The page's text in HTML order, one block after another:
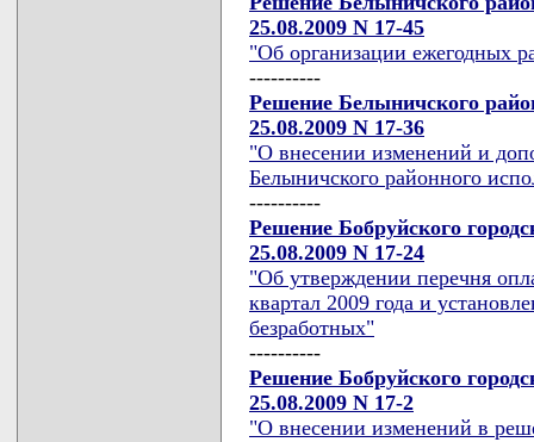
25.08.2009 N 17-45
"Об организации ежегодных
----------
Решение Белыничского
25.08.2009 N 17-36
"О внесении изменений и
Белыничского районного
----------
Решение Бобруйского
25.08.2009 N 17-24
"Об утверждении перечня
квартал 2009 года и
безработных"
----------
Решение Бобруйского
25.08.2009 N 17-2
"О внесении изменений в